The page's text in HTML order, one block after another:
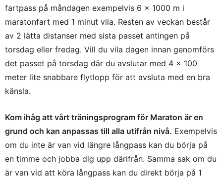
fartpass på måndagen exempelvis 6 x 1000 m i
maratonfart med 1 minut vila. Resten av veckan består
av 2 lätta distanser med sista passet antingen på
torsdag eller fredag. Vill du vila dagen innan genomförs
det passet på torsdag där du avslutar med 4 x 100
meter lite snabbare flytlopp för att avsluta med en bra
känsla.
Kom ihåg att vårt träningsprogram för Maraton är en
grund och kan anpassas till alla utifrån nivå. Exempelvis
om du inte är van vid längre långpass kan du börja på
en timme och jobba dig upp därifrån. Samma sak om du
är van vid att köra långpass kan du direkt börja på 1